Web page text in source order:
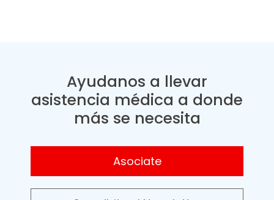
Ayudanos a llevar
asistencia médica a donde
más se necesita
Asociate